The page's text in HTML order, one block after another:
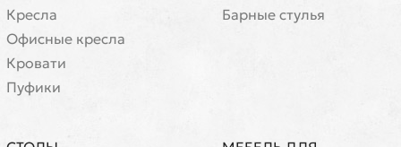
Кресла
Офисные кресла
Кровати
Пуфики
Барные стулья